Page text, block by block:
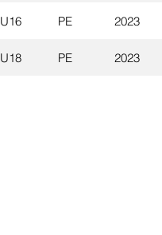
U16 PE 2023
U18 PE 2023